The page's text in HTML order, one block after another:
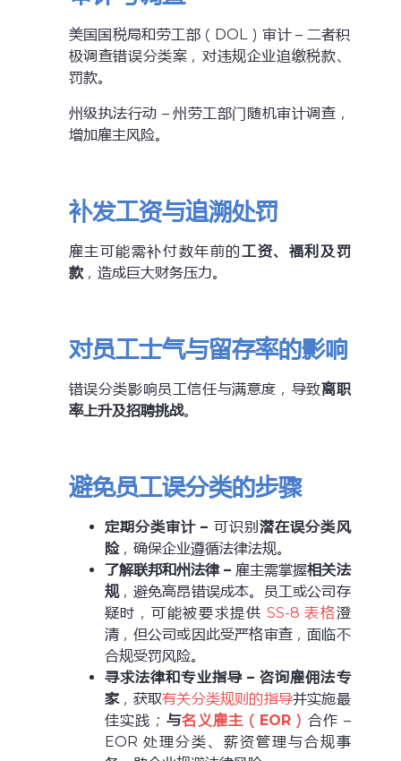
美国国税局和劳工部（DOL）审计 – 二者积
极调查错误分类案，对违规企业追缴税款、
罚款。
州级执法行动 – 州劳工部门随机审计调查，
增加雇主风险。
补发工资与追溯处罚
雇主可能需补付数年前的工资、福利及罚
款，造成巨大财务压力。
对员工士气与留存率的影响
错误分类影响员工信任与满意度，导致离职
率上升及招聘挑战。
避免员工误分类的步骤
定期分类审计 – 可识别潜在误分类风
险，确保企业遵循法律法规。
了解联邦和州法律 – 雇主需掌握相关法
规，避免高昂错误成本。员工或公司存
疑时，可能被要求提供 SS-8 表格澄
清，但公司或因此受严格审查，面临不
合规受罚风险。
寻求法律和专业指导 – 咨询雇佣法专
家，获取有关分类规则的指导并实施最
佳实践； 与名义雇主 （ EOR） 合作 –
EOR 处理分类、薪资管理与合规事